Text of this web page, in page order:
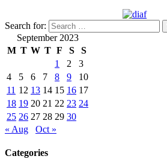
Search for:
September 2023
M T W T F S
S
1
2
3
4
5 6 7 8 9
10
11 12 13 14 15 16 17
18 19 20 21 22 23 24
25 26 27 28 29 30
« Aug
Oct »
Categories